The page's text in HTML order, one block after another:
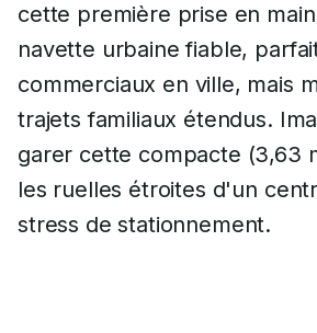
cette première prise en
navette urbaine fiable,
commerciaux en ville, mais
trajets familiaux étendus.
garer cette compacte (3,63
les ruelles étroites d'un
stress de stationnement.